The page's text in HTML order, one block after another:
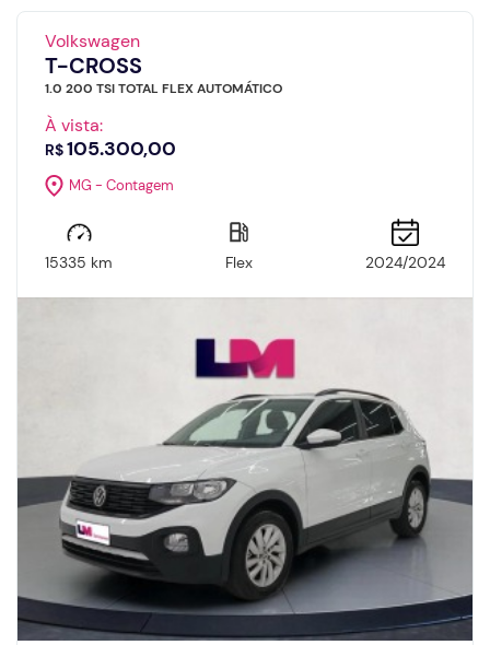
Volkswagen
T-CROSS
1.0 200 TSI TOTAL FLEX AUTOMÁTICO
À vista:
R$105.300,00
MG - Contagem
15335 km Flex 2024/2024